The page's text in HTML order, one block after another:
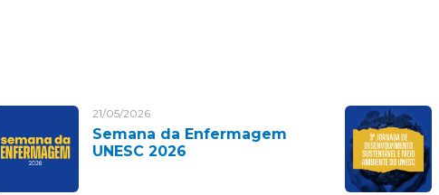
21/05/2026
Semana da Enfermagem
UNESC 2026